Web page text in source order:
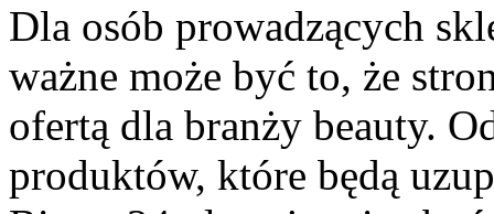
Dla osób prowadzących
ważne może być to, że
ofertą dla branży beauty.
produktów, które będą